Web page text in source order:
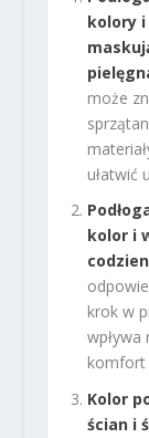
kolory
może
ułatwić
kolor i
krok w
komfort
Kolor
ścian i